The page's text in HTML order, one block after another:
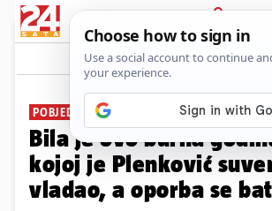
PRIJAVA
News
POBJEDNICI I GUBITNICI
Bila je ovo burna
kojoj je Plenković
vladao, a oporba se